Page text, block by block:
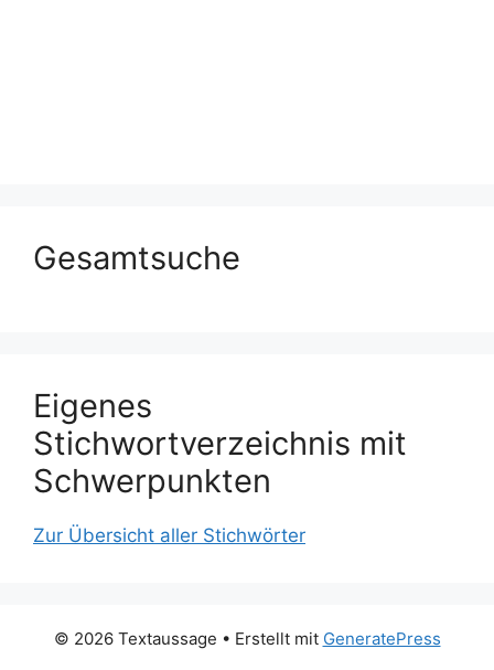
Gesamtsuche
Eigenes
Stichwortverzeichnis mit
Schwerpunkten
Zur Übersicht aller Stichwörter
© 2026 Textaussage • Erstellt mit GeneratePress